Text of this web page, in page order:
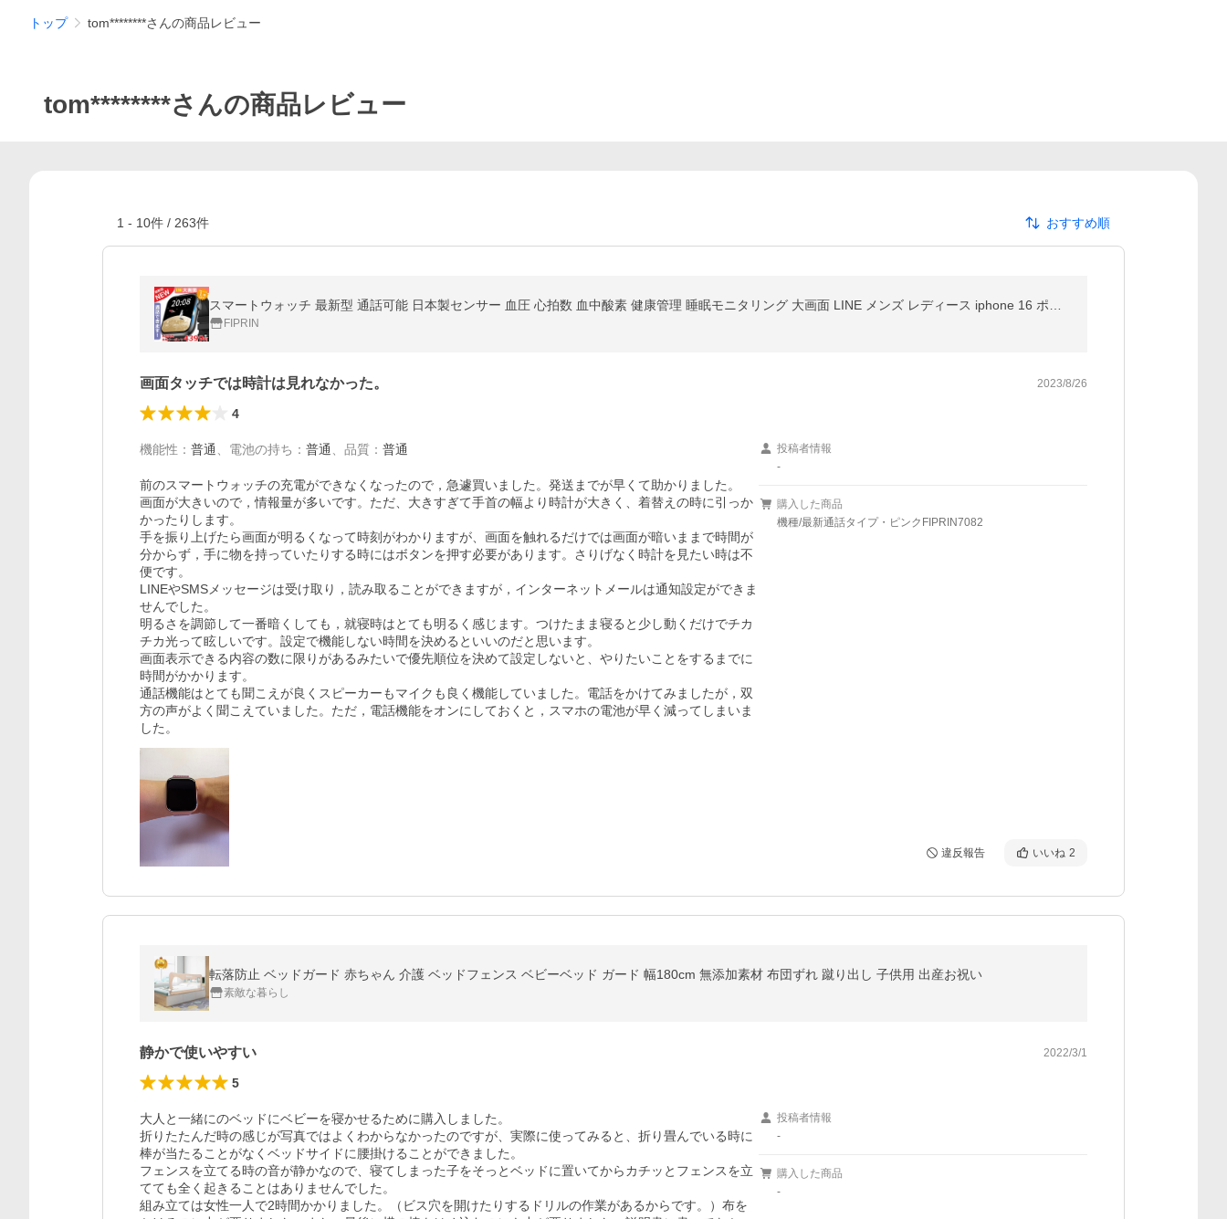
トップ tom********さんの商品レビュー
tom********さんの商品レビュー
1 - 10件 / 263件 おすすめ順
FIPRIN
画面タッチでは時計は見れなかった。 2023/8/26
4
機能性 ： 普通 電池の持ち ： 普通 品質 ： 普通
前のスマートウォッチの充電ができなくなったので，急遽買いました。発送までが早くて助かりました。
画面が大きいので，情報量が多いです。ただ、大きすぎて手首の幅より時計が大きく、着替えの時に引っか
かったりします。
手を振り上げたら画面が明るくなって時刻がわかりますが、画面を触れるだけでは画面が暗いままで時間が
分からず，手に物を持っていたりする時にはボタンを押す必要があります。さりげなく時計を見たい時は不
便です。
LINEやSMSメッセージは受け取り，読み取ることができますが，インターネットメールは通知設定ができま
せんでした。
明るさを調節して一番暗くしても，就寝時はとても明るく感じます。つけたまま寝ると少し動くだけでチカ
チカ光って眩しいです。設定で機能しない時間を決めるといいのだと思います。
画面表示できる内容の数に限りがあるみたいで優先順位を決めて設定しないと、やりたいことをするまでに
時間がかかります。
通話機能はとても聞こえが良くスピーカーもマイクも良く機能していました。電話をかけてみましたが，双
方の声がよく聞こえていました。ただ，電話機能をオンにしておくと，スマホの電池が早く減ってしまいま
した。
投稿者情報
-
購入した商品
機種/最新通話タイプ・ピンクFIPRIN7082
違反報告 いいね 2
転落防止 ベッドガード 赤ちゃん 介護 ベッドフェンス ベビーベッド ガード 幅180cm 無添加素材 布団ずれ 蹴り出し 子供用 出産お祝い
素敵な暮らし
静かで使いやすい 2022/3/1
5
大人と一緒にのベッドにベビーを寝かせるために購入しました。
折りたたんだ時の感じが写真ではよくわからなかったのですが、実際に使ってみると、折り畳んでいる時に
棒が当たることがなくベッドサイドに腰掛けることができました。
フェンスを立てる時の音が静かなので、寝てしまった子をそっとベッドに置いてからカチッとフェンスを立
てても全く起きることはありませんでした。
組み立ては女性一人で2時間かかりました。（ビス穴を開けたりするドリルの作業があるからです。）布を
投稿者情報
-
購入した商品
-